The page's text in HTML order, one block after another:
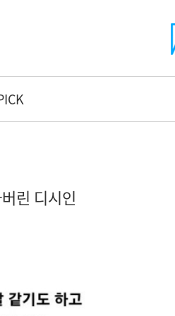
린 디시인